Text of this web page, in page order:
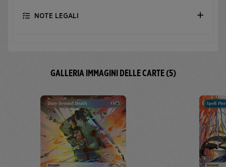
NOTE LEGALI
GALLERIA IMMAGINI DELLE CARTE (5)